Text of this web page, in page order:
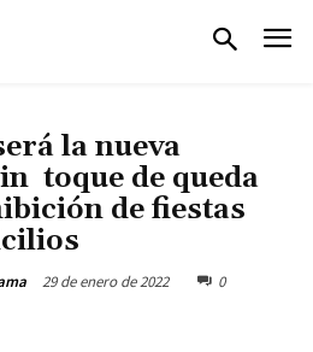
la nueva
toque de queda
de fiestas
29 de enero de 2022 0